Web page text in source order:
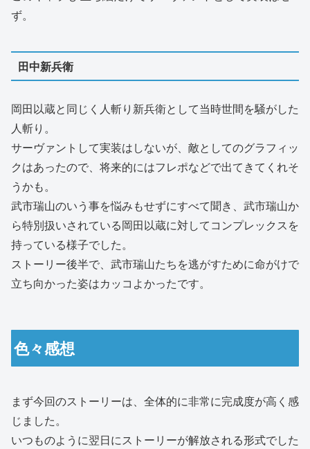
ず。
田中新兵衛
岡田以蔵と同じく人斬り新兵衛として当時世間を騒がした
人斬り。
サーヴァントして実装はしないが、敵としてのグラフィッ
クはあったので、将来的にはフレポなどで出てきてくれそ
うかも。
武市瑞山のいう事を悩みもせずにすべて聞き、武市瑞山か
ら特別扱いされている岡田以蔵に対してコンプレックスを
持っている様子でした。
ストーリー後半で、武市瑞山たちを逃がすために命がけで
立ち向かった姿はカッコよかったです。
色々感想
まず今回のストーリーは、全体的に非常に完成度が高く感
じました。
いつものように翌日にストーリーが解放される形式でした